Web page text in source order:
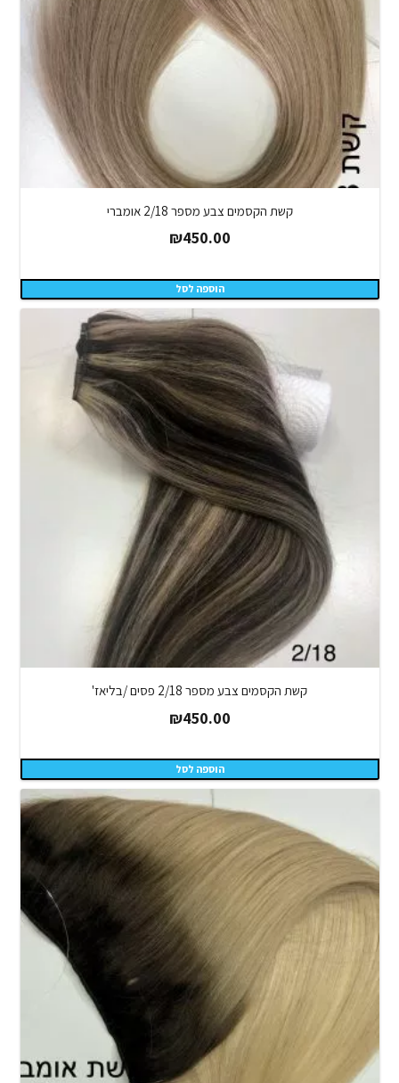
קשת הקסמים צבע מספר 2/18 אומברי
₪450.00
הוספה לסל
קשת הקסמים צבע מספר 2/18 פסים /בליאז'
₪450.00
הוספה לסל